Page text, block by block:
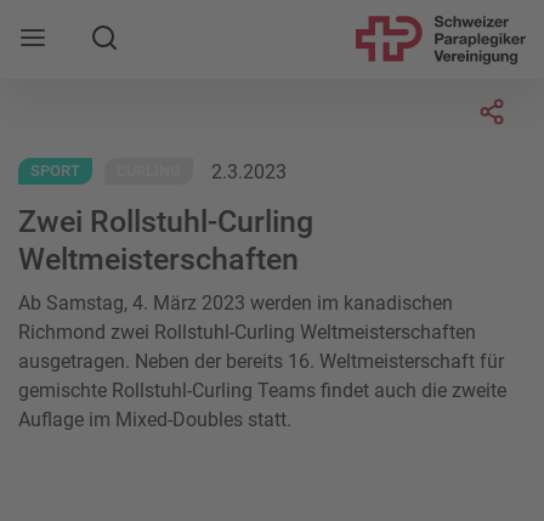
Mobile Navigation öffnen
Suche
SPORT 2.3.2023
Zwei Rollstuhl-Curling
Weltmeisterschaften
Ab Samstag, 4. März 2023 werden im kanadischen
Richmond zwei Rollstuhl-Curling Weltmeisterschaften
ausgetragen. Neben der bereits 16. Weltmeisterschaft für
gemischte Rollstuhl-Curling Teams findet auch die zweite
Auflage im Mixed-Doubles statt.